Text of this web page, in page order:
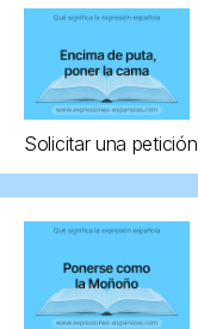
Solicitar una